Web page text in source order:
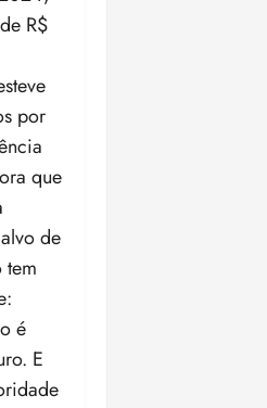
R$
por
que
de
tem
é
E